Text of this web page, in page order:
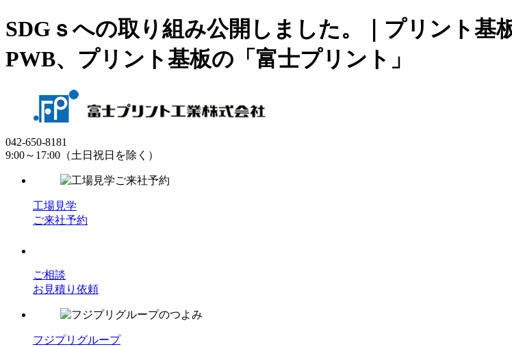
SDGｓへの取り組み公開しました。｜プリント基
PWB、プリント基板の「富士プリント」
042-650-8181
9:00～17:00（土日祝日を除く）
工場見学
ご来社予約
ご相談
お見積り依頼
フジプリグループ